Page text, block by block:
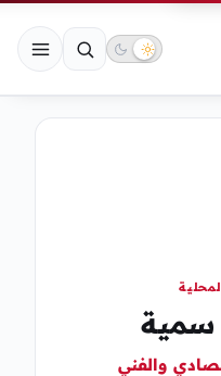
سمية
والفني